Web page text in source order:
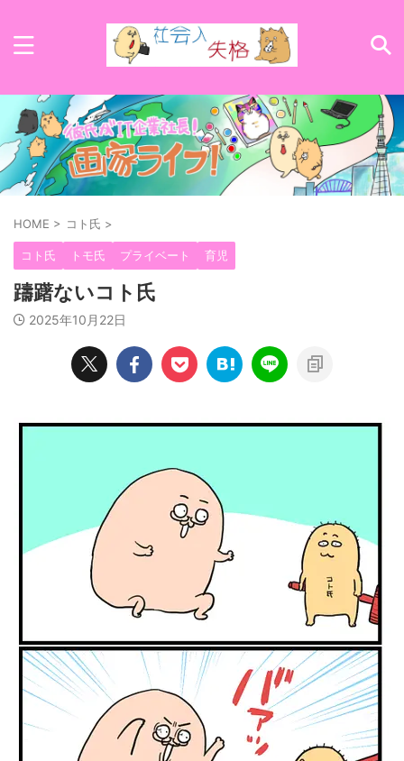
HOME > コト氏 >
コト氏 トモ氏 プライベート 育児
躊躇ないコト氏
2025年10月22日